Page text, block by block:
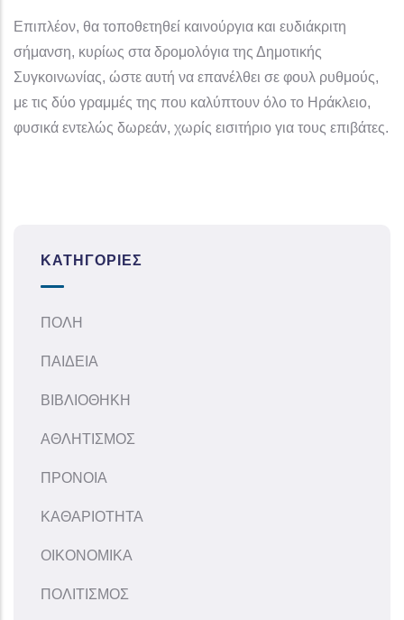
Επιπλέον, θα τοποθετηθεί καινούργια και ευδιάκριτη
σήμανση, κυρίως στα δρομολόγια της Δημοτικής
Συγκοινωνίας, ώστε αυτή να επανέλθει σε φουλ ρυθμούς,
με τις δύο γραμμές της που καλύπτουν όλο το Ηράκλειο,
φυσικά εντελώς δωρεάν, χωρίς εισιτήριο για τους επιβάτες.
ΚΑΤΗΓΟΡΊΕΣ
ΠΟΛΗ
ΠΑΙΔΕΙΑ
ΒΙΒΛΙΟΘΗΚΗ
ΑΘΛΗΤΙΣΜΟΣ
ΠΡΟΝΟΙΑ
ΚΑΘΑΡΙΟΤΗΤΑ
ΟΙΚΟΝΟΜΙΚΑ
ΠΟΛΙΤΙΣΜΟΣ